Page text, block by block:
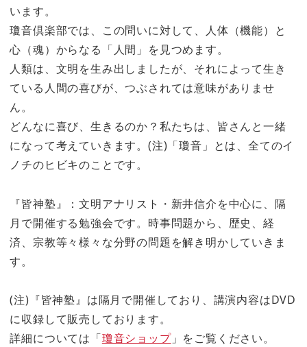
います。
瓊音倶楽部では、この問いに対して、人体（機能）と
心（魂）からなる「人間」を見つめます。
人類は、文明を生み出しましたが、それによって生き
ている人間の喜びが、つぶされては意味がありませ
ん。
どんなに喜び、生きるのか？私たちは、皆さんと一緒
になって考えていきます。(注)「瓊音」とは、全てのイ
ノチのヒビキのことです。
『皆神塾』：文明アナリスト・新井信介を中心に、隔
月で開催する勉強会です。時事問題から、歴史、経
済、宗教等々様々な分野の問題を解き明かしていきま
す。
(注)『皆神塾』は隔月で開催しており、講演内容はDVD
に収録して販売しております。
詳細については「瓊音ショップ」をご覧ください。